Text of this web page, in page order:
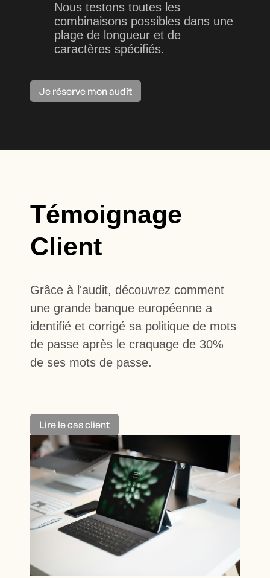
Nous testons toutes les
combinaisons possibles dans une
plage de longueur et de
caractères spécifiés.
Je réserve mon audit
Témoignage
Client
Grâce à l'audit, découvrez comment
une grande banque européenne a
identifié et corrigé sa politique de mots
de passe après le craquage de 30%
de ses mots de passe.
Lire le cas client